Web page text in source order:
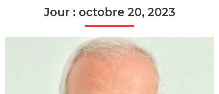
Jour : octobre 20, 2023